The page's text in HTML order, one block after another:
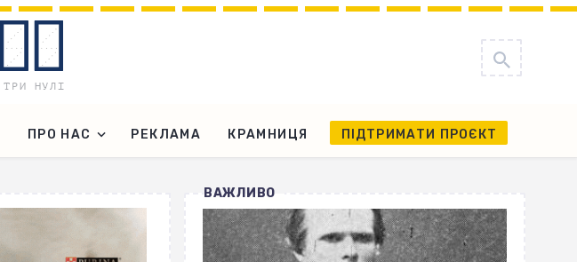
ПРО НАС РЕКЛАМА КРАМНИЦЯ ПІДТРИМАТИ ПРОЄКТ
ВАЖЛИВО